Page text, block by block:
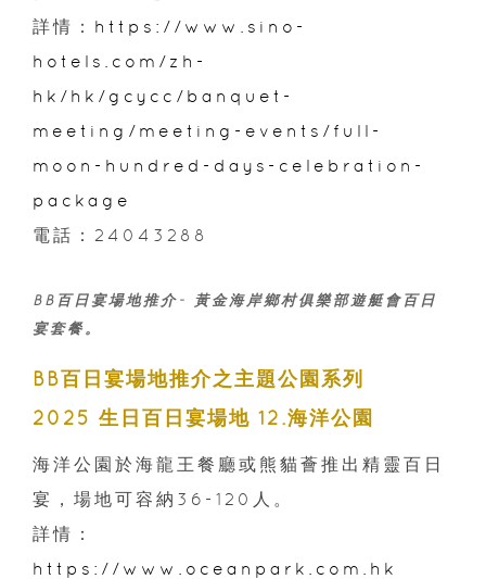
詳情： https://www.sino-
hotels.com/zh-
hk/hk/gcycc/banquet-
meeting/meeting-events/full-
moon-hundred-days-celebration-
package
電話：24043288
BB百日宴場地推介- 黃金海岸鄉村俱樂部遊艇會百日
宴套餐。
BB百日宴場地推介之主題公園系列
2025 生日百日宴場地 12.海洋公園
海洋公園於海龍王餐廳或熊貓薈推出精靈百日
宴，場地可容納36-120人。
詳情：
https://www.oceanpark.com.hk